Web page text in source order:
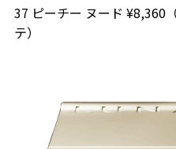
37 ピーチー ヌード ¥8,360
テ）